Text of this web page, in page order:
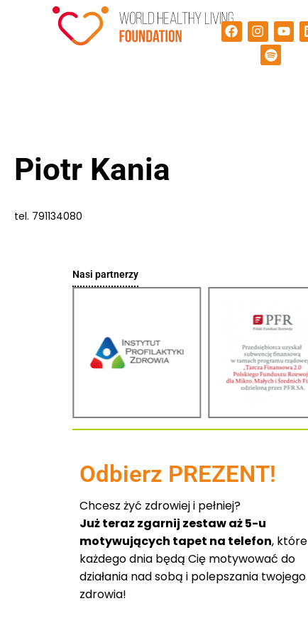
Piotr Kania
tel. 791134080
Nasi partnerzy
Odbierz PREZENT!
Chcesz żyć zdrowiej i pełniej?
Już teraz zgarnij zestaw aż 5-u
motywujących tapet na telefon, które
każdego dnia będą Cię motywować do
działania nad sobą i polepszania twojego
zdrowia!